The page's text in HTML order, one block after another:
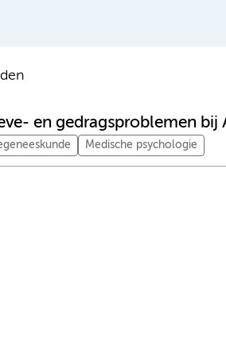
en gedragsproblemen bij
Medische psychologie